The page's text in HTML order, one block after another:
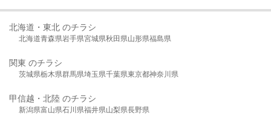
北海道・東北 のチラシ
北海道青森県岩手県宮城県秋田県山形県福島県
関東 のチラシ
茨城県栃木県群馬県埼玉県千葉県東京都神奈川県
甲信越・北陸 のチラシ
新潟県富山県石川県福井県山梨県長野県